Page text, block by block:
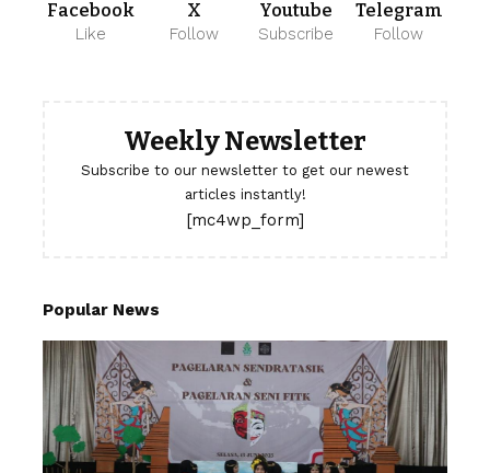
Facebook
Like
X
Follow
Youtube
Subscribe
Telegram
Follow
Weekly Newsletter
Subscribe to our newsletter to get our newest
articles instantly!
[mc4wp_form]
Popular News